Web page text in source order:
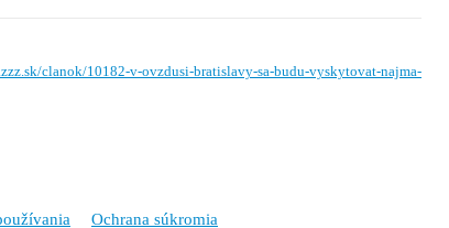
clanok/10182-v-ovzdusi-bratislavy-sa-budu-vyskytovat-najma-
Ochrana súkromia